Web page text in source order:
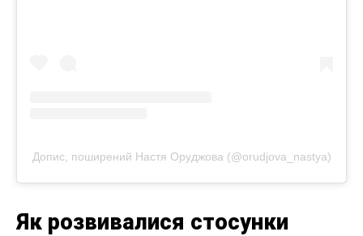
Допис, поширений Настя Оруджова (@orudjova_nastya)
Як розвивалися стосунки